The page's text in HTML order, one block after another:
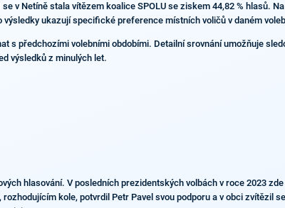
v Netíně stala vítězem koalice SPOLU se ziskem 44,82 % hlasů.
výsledky ukazují specifické preference místních voličů v daném
s předchozími volebními obdobími. Detailní srovnání umožňuje
výsledků z minulých let.
hlasování. V posledních prezidentských volbách v roce 2023
kole, potvrdil Petr Pavel svou podporu a v obci zvítězil